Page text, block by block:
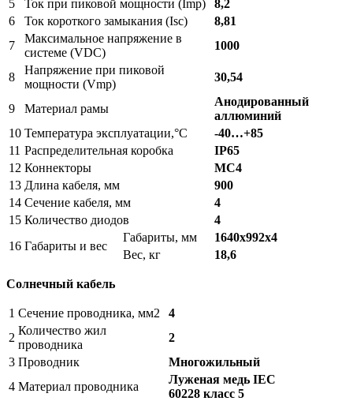
5
Ток при пиковой мощности (Imp)
8,2
6
Ток короткого замыкания (Isc)
8,81
7
Максимальное напряжение в
системе (VDC)
1000
8
Напряжение при пиковой
мощности (Vmp)
30,54
9 Материал рамы
Анодированный
аллюминий
10 Температура эксплуатации,°С -40…+85
11 Распределительная коробка
IP65
12 Коннекторы
MC4
13 Длина кабеля, мм
900
14 Сечение кабеля, мм
4
15 Количество диодов
4
16 Габариты и вес
Габариты, мм
1640x992x4
Вес, кг
18,6
Солнечный кабель
1 Сечение проводника, мм2
4
2
Количество жил
проводника
2
3 Проводник
Многожильный
4 Материал проводника
Луженая медь IEC
60228 класс 5